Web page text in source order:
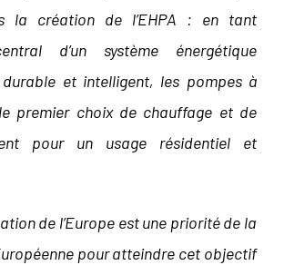
la création de l’EHPA : en tant
d’un système énergétique
durable et intelligent, les pompes à
premier choix de chauffage et de
pour un usage résidentiel et
de l’Europe est une priorité de la
pour atteindre cet objectif